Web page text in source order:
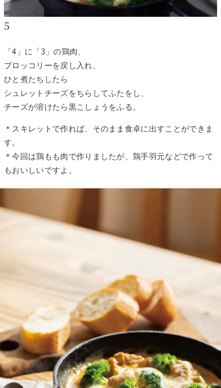
5
「4」に「3」の鶏肉、
ブロッコリーを戻し入れ、
ひと煮たちしたら
シュレットチーズをちらしてふたをし、
チーズが溶けたら黒こしょうをふる。
＊スキレットで作れば、そのまま食卓に出すことができま
す。
＊今回は鶏もも肉で作りましたが、鶏手羽元などで作って
もおいしいですよ。